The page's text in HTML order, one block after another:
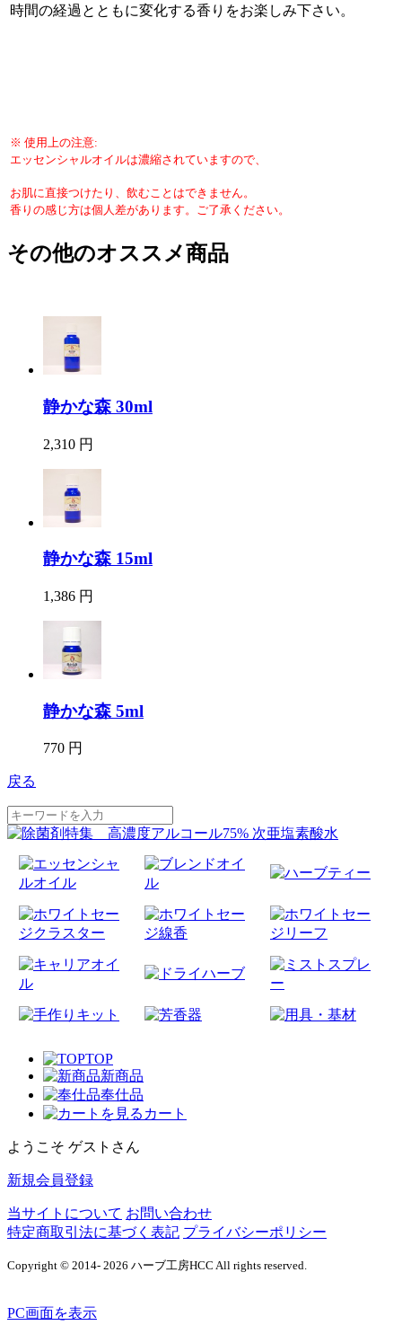
時間の経過とともに変化する香りをお楽しみ下さい。
※ 使用上の注意:
エッセンシャルオイルは濃縮されていますので、
お肌に直接つけたり、飲むことはできません。
香りの感じ方は個人差があります。ご了承ください。
その他のオススメ商品
静かな森 30ml
2,310 円
静かな森 15ml
1,386 円
静かな森 5ml
770 円
戻る
TOP
新商品
奉仕品
カート
ようこそ ゲストさん
新規会員登録
当サイトについて お問い合わせ
特定商取引法に基づく表記 プライバシーポリシー
Copyright © 2014- 2026 ハーブ工房HCC All rights reserved.
PC画面を表示